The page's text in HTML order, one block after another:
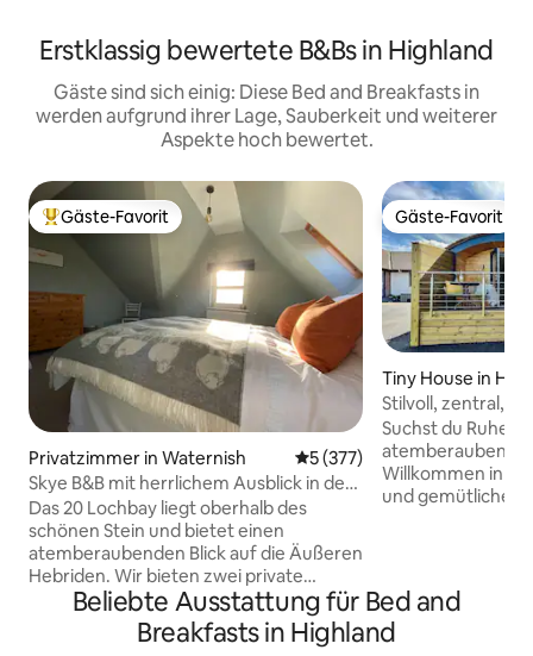
Erstklassig bewertete B&Bs in Highland
Gäste sind sich einig: Diese Bed and Breakfasts in
werden aufgrund ihrer Lage, Sauberkeit und weiterer
Aspekte hoch bewertet.
Beliebter Gäste-Favorit.
Gäste-Favorit
Privatzimmer in Waternish Durchschnittliche
5 (377)
Skye B&B mit herrlichem Ausblick in der
Nähe des Stein Pub, Bett 1
Das 20 Lochbay liegt oberhalb des
schönen Stein und bietet einen
atemberaubenden Blick auf die Äußeren
Hebriden. Wir bieten zwei private
Zimmer (Schlafzimmer 2 ist auch auf Air
BnB) mit einem großzügigen
hausgemachten kontinentalen
Gäste-Favorit
Gäste-Favorit
Tiny House in
ncil
Stilvoll, zentral,
und Wäscherei
Suchst du Ruhe
Willkommen in
und gemütliche
Rückzugsort.
eigenen Balkon
Beliebte Ausstattung für Bed and
Breakfasts in Highland